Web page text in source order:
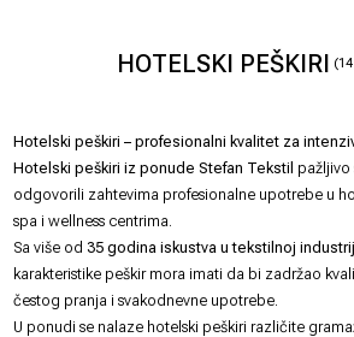
HOTELSKI PEŠKIRI (14
Hotelski peškiri – profesionalni kvalitet za
Hotelski peškiri iz ponude Stefan Tekstil pažljivo
odgovorili zahtevima profesionalne upotrebe u
spa i wellness centrima.
Sa više od35 godina iskustva u tekstilnoj
karakteristike peškir mora imati da bi zadržao
čestog pranja i svakodnevne upotrebe.
U ponudi se nalaze hotelski peškiri različite